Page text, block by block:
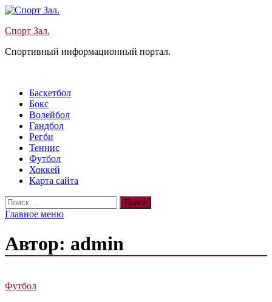
Перейти
содержимому
Спорт Зал.
Спортивный информационный портал.
Баскетбол
Бокс
Волейбол
Гандбол
Регби
Теннис
Футбол
Хоккей
Карта сайта
Найти:
Главное меню
Автор: admin
Футбол